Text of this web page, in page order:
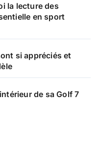
la lecture des
en sport
si appréciés et
de sa Golf 7